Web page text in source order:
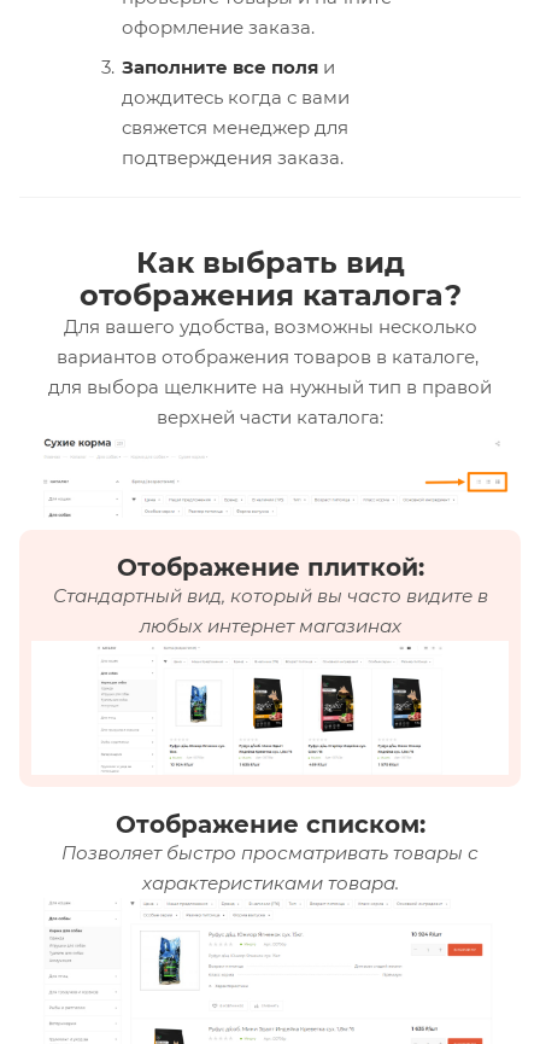
оформление заказа.
Заполните все поля и
дождитесь когда с вами
свяжется менеджер для
подтверждения заказа.
Как выбрать вид
отображения каталога?
Для вашего удобства, возможны несколько
вариантов отображения товаров в каталоге,
для выбора щелкните на нужный тип в правой
верхней части каталога:
Отображение плиткой:
Стандартный вид, который вы часто видите в
любых интернет магазинах
Отображение списком:
Позволяет быстро просматривать товары с
характеристиками товара.